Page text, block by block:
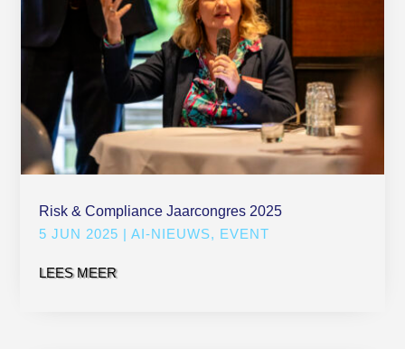
Risk & Compliance Jaarcongres 2025
5 JUN 2025 |AI-NIEUWS, EVENT
LEES MEER